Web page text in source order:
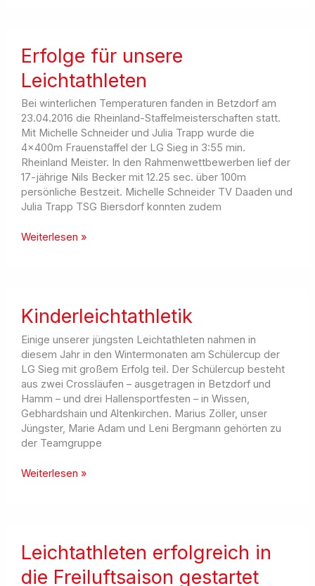
des
AUSDAUER-
CUP-
Erfolge für unsere
Leichtathleten
Bei winterlichen Temperaturen fanden in Betzdorf am
23.04.2016 die Rheinland-Staffelmeisterschaften statt.
Mit Michelle Schneider und Julia Trapp wurde die
4x400m Frauenstaffel der LG Sieg in 3:55 min.
Rheinland Meister. In den Rahmenwettbewerben lief der
17-jährige Nils Becker mit 12.25 sec. über 100m
persönliche Bestzeit. Michelle Schneider TV Daaden und
Julia Trapp TSG Biersdorf konnten zudem
Erfolge
Weiterlesen »
Kinderleichtathletik
Einige unserer jüngsten Leichtathleten nahmen in
diesem Jahr in den Wintermonaten am Schülercup der
LG Sieg mit großem Erfolg teil. Der Schülercup besteht
aus zwei Crossläufen – ausgetragen in Betzdorf und
Hamm – und drei Hallensportfesten – in Wissen,
Gebhardshain und Altenkirchen. Marius Zöller, unser
Jüngster, Marie Adam und Leni Bergmann gehörten zu
der Teamgruppe
Kinderleichtathletik
Weiterlesen »
Leichtathleten erfolgreich in
die Freiluftsaison gestartet